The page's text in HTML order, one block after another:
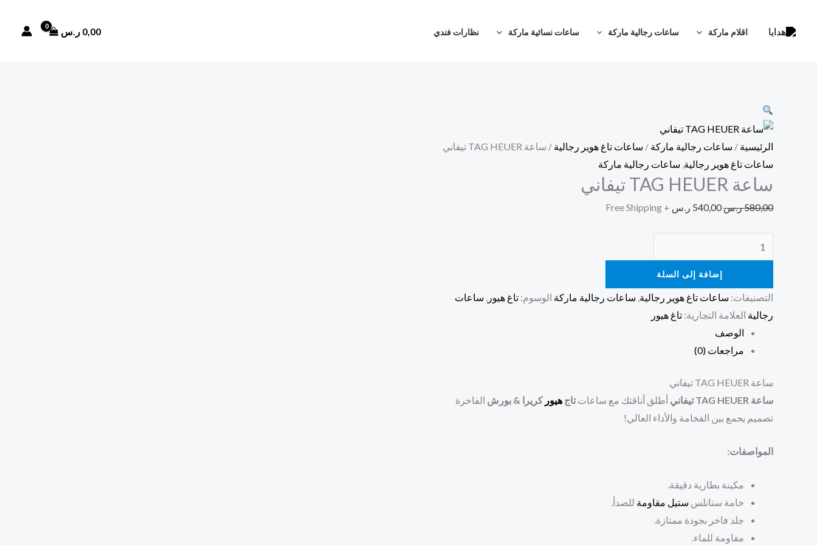
اقلام ماركة ساعات رجالية ماركة ساعات نسائية ماركة نظارات فندي 0,00 ر.س
الرئيسية / ساعات رجالية ماركة / ساعات تاغ هوير رجالية / ساعة TAG HEUER تيفاني
ساعات تاغ هوير رجالية, ساعات رجالية ماركة
ساعة TAG HEUER تيفاني
580,00ر.س
الأصلي
540,00 ر.س
الحالي
+ Free Shipping
ساعة
إضافة إلى السلة
التصنيفات: ساعات تاغ هوير رجالية, ساعات رجالية ماركة الوسوم: تاغ هيور , ساعات
رجالية العلامة التجارية: تاغ هيور
الوصف
مراجعات (0)
ساعة TAG HEUER تيفاني
ساعة TAG HEUER تيفاني
أطلق أناقتك مع ساعاتتاج هيور كريرا & بورش الفاخرة
تصميم يجمع بين الفخامة والأداء العالي!
المواصفات:
مكينة بطارية دقيقة.
خامة ستانلس ستيل مقاومة للصدأ.
جلد فاخر بجودة ممتازة.
مقاومة للماء.